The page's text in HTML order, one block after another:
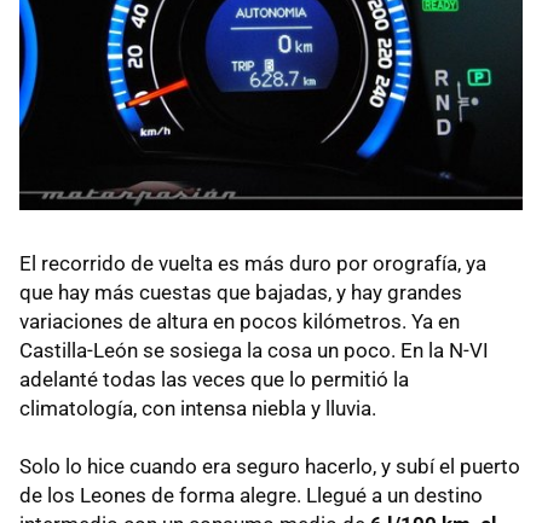
El recorrido de vuelta es más duro por orografía, ya
que hay más cuestas que bajadas, y hay grandes
variaciones de altura en pocos kilómetros. Ya en
Castilla-León se sosiega la cosa un poco. En la N-VI
adelanté todas las veces que lo permitió la
climatología, con intensa niebla y lluvia.
Solo lo hice cuando era seguro hacerlo, y subí el puerto
de los Leones de forma alegre. Llegué a un destino